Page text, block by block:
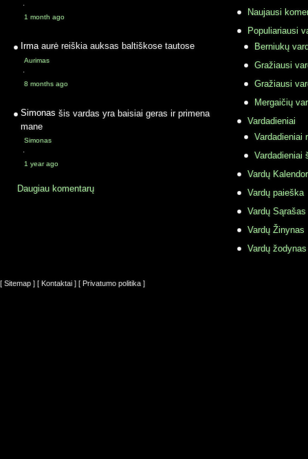
·
1 month ago
Irma aurė reiškia auksas baltiškose tautose
Aurimas
·
8 months ago
Simonas šis vardas yra baisiai geras ir primena
mane
Simonas
·
1 year ago
Daugiau komentarų
Naujausi
Populiariausi
Berniukų
Gražiausi
Gražiausi
Mergaičių
Vardadieniai
Vardadieniai
Vardadieniai
Vardų
Vardų paieška
Vardų Sąrašas
Vardų Žinynas
Vardų
[ Sitemap ] [ Kontaktai ] [ Privatumo politika ]